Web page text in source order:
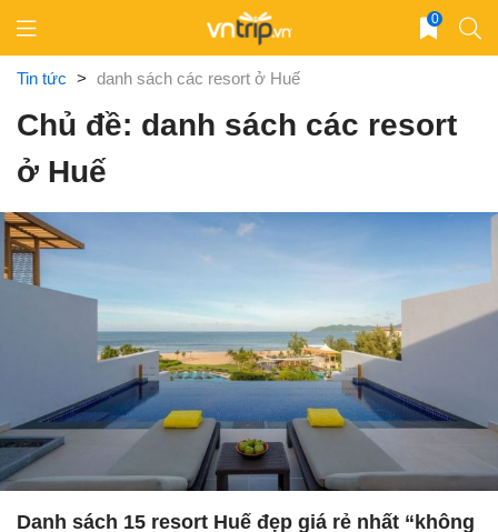
content
0
Tin tức > danh sách các resort ở Huế
Chủ đề: danh sách các resort
ở Huế
Danh sách 15 resort Huế đẹp giá rẻ nhất “không